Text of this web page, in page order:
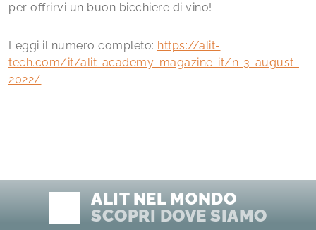
per offrirvi un buon bicchiere di vino!
Leggi il numero completo: https://alit-
tech.com/it/alit-academy-magazine-it/n-3-august-
2022/
ALIT NEL MONDO
SCOPRI DOVE SIAMO